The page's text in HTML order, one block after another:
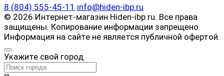
8 (804) 555-45-11 info@hiden-ibp.ru
© 2026 Интернет-магазин Hiden-ibp.ru. Все права
защищены. Копирование информации запрещено.
Информация на сайте не является публичной офертой.
Укажите свой город